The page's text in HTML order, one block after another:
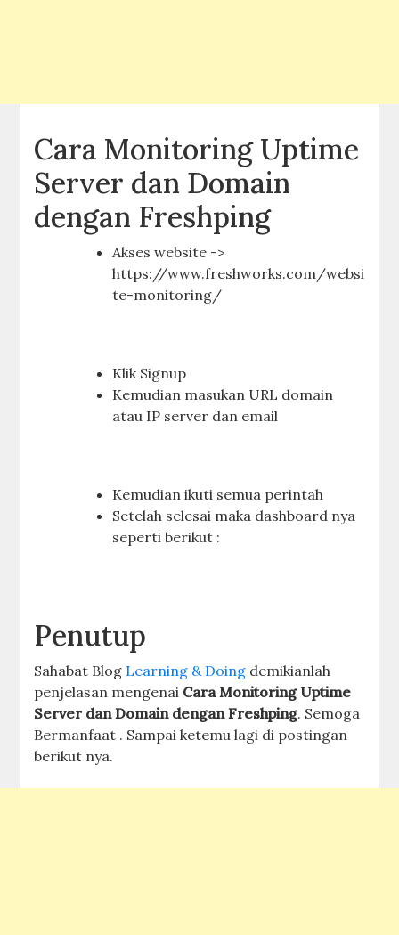
Cara Monitoring Uptime
Server dan Domain
dengan Freshping
Akses website ->
https://www.freshworks.com/websi
te-monitoring/
Klik Signup
Kemudian masukan URL domain
atau IP server dan email
Kemudian ikuti semua perintah
Setelah selesai maka dashboard nya
seperti berikut :
Penutup
Sahabat Blog Learning & Doing demikianlah
penjelasan mengenai Cara Monitoring Uptime
Server dan Domain dengan Freshping. Semoga
Bermanfaat . Sampai ketemu lagi di postingan
berikut nya.